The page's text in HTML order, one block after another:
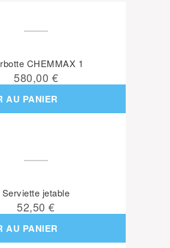
CHEMMAX 1
580,00 €
AU PANIER
Serviette jetable
52,50 €
AU PANIER